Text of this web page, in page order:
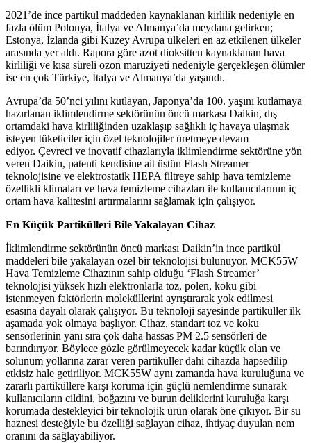
2021 ’de ince partikül maddeden kaynaklanan kirlilik nedeniyle en
fazla ölüm Polonya, İtalya ve Almanya’da meydana gelirken;
Estonya, İzlanda gibi Kuzey Avrupa ülkeleri en az etkilenen ülkeler
arasında yer aldı. Rapora göre azot dioksitten kaynaklanan hava
kirliliği ve kısa süreli ozon maruziyeti nedeniyle gerçekleşen ölümler
ise en çok Türkiye, İtalya ve Almanya’da yaşandı.
Avrupa’da 50’nci yılını kutlayan, Japonya’da 100. yaşını kutlamaya
hazırlanan iklimlendirme sektörünün öncü markası Daikin, dış
ortamdaki hava kirliliğinden uzaklaşıp sağlıklı iç havaya ulaşmak
isteyen tüketiciler için özel teknolojiler üretmeye devam
ediyor. Çevreci ve inovatif cihazlarıyla iklimlendirme sektörüne yön
veren Daikin, patenti kendisine ait üstün Flash Streamer
teknolojisine ve elektrostatik HEPA filtreye sahip hava temizleme
özellikli klimaları ve hava temizleme cihazları ile kullanıcılarının iç
ortam hava kalitesini artırmalarını sağlamak için çalışıyor.
En Küçük Partikülleri Bile Yakalayan Cihaz
İklimlendirme sektörünün öncü markası Daikin’in ince partikül
maddeleri bile yakalayan özel bir teknolojisi bulunuyor. MCK55W
Hava Temizleme Cihazının sahip olduğu ‘Flash Streamer’
teknolojisi yüksek hızlı elektronlarla toz, polen, koku gibi
istenmeyen faktörlerin moleküllerini ayrıştırarak yok edilmesi
esasına dayalı olarak çalışıyor. Bu teknoloji sayesinde partiküller ilk
aşamada yok olmaya başlıyor. Cihaz, standart toz ve koku
sensörlerinin yanı sıra çok daha hassas PM 2.5 sensörleri de
barındırıyor. Böylece gözle görülmeyecek kadar küçük olan ve
solunum yollarına zarar veren partiküller dahi cihazda hapsedilip
etkisiz hale getiriliyor. MCK55W aynı zamanda hava kuruluğuna ve
zararlı partiküllere karşı koruma için güçlü nemlendirme sunarak
kullanıcıların cildini, boğazını ve burun deliklerini kuruluğa karşı
korumada destekleyici bir teknolojik ürün olarak öne çıkıyor. Bir su
haznesi desteğiyle bu özelliği sağlayan cihaz, ihtiyaç duyulan nem
oranını da sağlayabiliyor.